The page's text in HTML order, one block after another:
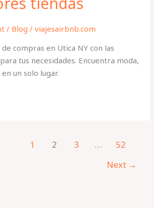
/ Blog /viajesairbnb.com
compras en Utica NY con las
tus necesidades. Encuentra moda,
un solo lugar.
1 2 3 …
52
Next →